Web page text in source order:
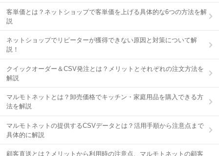
客単価とは？ネットショップで客単価を上げる具体的な6つの方法を解
説
ネットショップでリピーターが獲得できない原因と対策について解
説！
クイックオーダー＆CSV発注とは？メリットとそれぞれの注文方法を
解説
マルモトネットとは？卸売価格でキッチン・家庭用品を購入できる方
法を解説
マルモトネットの提供するCSVデータとは？活用手順から注意点まで
具体的に解説
顧客直送とは？メリットから利用時の注意点、マルモトネットの顧客